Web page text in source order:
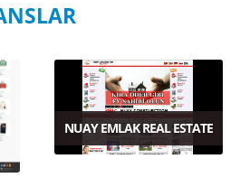
NUAY EMLAK REAL ESTATE